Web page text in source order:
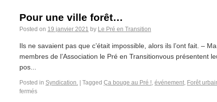
Pour une ville forêt…
Posted on 19 janvier 2021 by Le Pré en Transition
Ils ne savaient pas que c’était impossible, alors ils l’ont fait. –
membres de l’Association le Pré en Transitionvous présentent
pos...
Posted in Syndication. Tagged Ça bouge au Pré !, événement, Forêt
fermés